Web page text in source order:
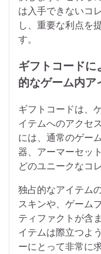
は入手できないコ
し、重要な利点を
す。
ギフトコード
的なゲーム内ア
ギフトコードは、
イテムへのアクセ
には、通常のゲー
器、アーマーセッ
どのユニークなコ
独占的なアイテム
スキンや、ゲーム
ティファクトが含
イテムは際立つよ
ーにとって非常に